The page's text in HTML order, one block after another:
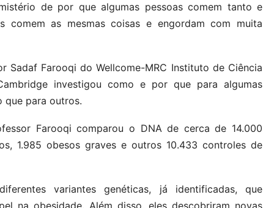
de por que algumas pessoas comem tanto e
comem as mesmas coisas e engordam com muita
Sadaf Farooqi do Wellcome-MRC Instituto de Ciência
investigou como e por que para algumas
que para outros.
Farooqi comparou o DNA de cerca de 14.000
1.985 obesos graves e outros 10.433 controles de
variantes genéticas, já identificadas, que
na obesidade. Além disso, eles descobriram novas